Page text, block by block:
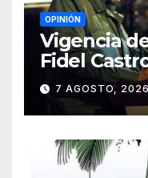
OPINIÓN
Vigencia
Fidel
del
Por Jorge
7 AGOSTO, 2026